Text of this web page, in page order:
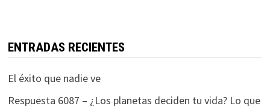
ENTRADAS RECIENTES
El éxito que nadie ve
Respuesta 6087 – ¿Los planetas deciden tu vida? Lo que